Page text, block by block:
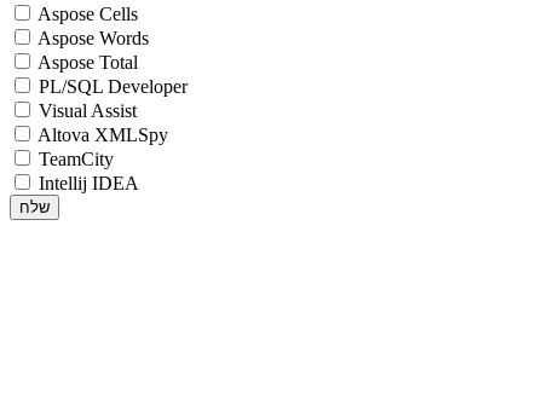
Aspose Cells
Aspose Words
Aspose Total
PL/SQL Developer
Visual Assist
Altova XMLSpy
TeamCity
Intellij IDEA